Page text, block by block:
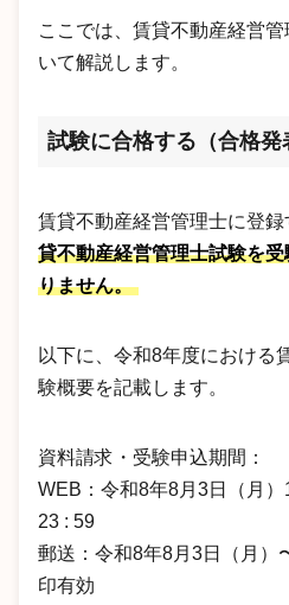
ここでは、賃貸不動産経営
いて解説します。
試験に合格する（合格発
賃貸不動産経営管理士に登録
貸不動産経営管理士試験を
りません。
以下に、令和8年度における
験概要を記載します。
資料請求・受験申込期間：
WEB：令和8年8月3日（月）
23 : 59
郵送：令和8年8月3日（月）
印有効